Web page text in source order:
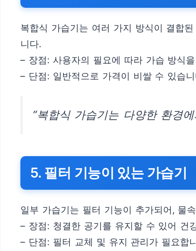
복합식 가습기는 여러 가지 방식이 결합
니다.
– 장점: 사용자의 필요에 따라 가습 방식
– 단점: 일반적으로 가격이 비쌀 수 있습
“복합식 가습기는 다양한 환경
5. 필터 기능이 있는 가습기
일부 가습기는 필터 기능이 추가되어, 물
– 장점: 청결한 공기를 유지할 수 있어 건
– 단점: 필터 교체 및 유지 관리가 필요합